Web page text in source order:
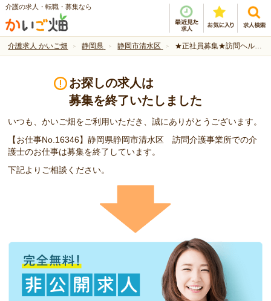
介護の求人・転職・募集なら
介護求人 かいご畑 静岡県 静岡市清水区 ★正社員募集★訪問ヘルパーのお仕事です！！
お探しの求人は
募集を終了いたしました
いつも、かいご畑をご利用いただき、誠にありがとうございます。
【お仕事No.16346】静岡県静岡市清水区 訪問介護事業所での介
護士のお仕事は募集を終了しています。
下記よりご相談ください。